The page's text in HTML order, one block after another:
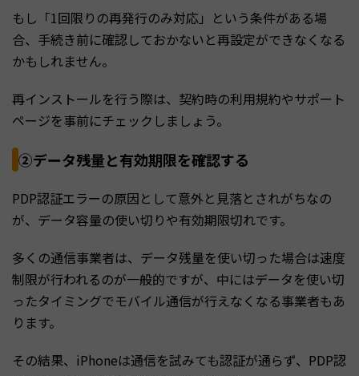
もし「1回限りの再発行のみ対応」という条件がある場
合、手続き前に確認しておかないと再設定ができなくなる
かもしれません。
再インストールを行う際は、契約時の利用規約やサポート
ページを事前にチェックしましょう。
②データ残量と有効期限を確認する
PDP認証エラーの原因として意外と見落とされがちなの
が、データ容量の使い切りや有効期限切れです。
多くの通信事業者は、データ残量を使い切った場合は速度
制限が行われるのが一般的ですが、中にはデータを使い切
ったタイミングでモバイル通信が行えなくなる事業者もあ
ります。
その結果、iPhoneは通信を試みても認証が通らず、PDP認